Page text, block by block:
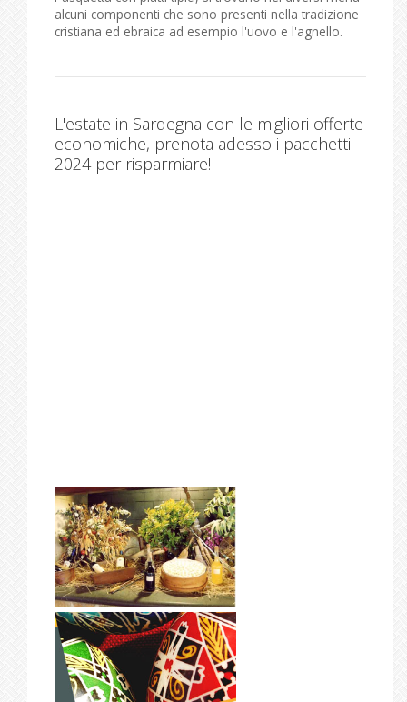
alcuni componenti che sono presenti nella tradizione
cristiana ed ebraica ad esempio l'uovo e l'agnello.
L'estate in Sardegna con le migliori offerte
economiche, prenota adesso i pacchetti
2024 per risparmiare!